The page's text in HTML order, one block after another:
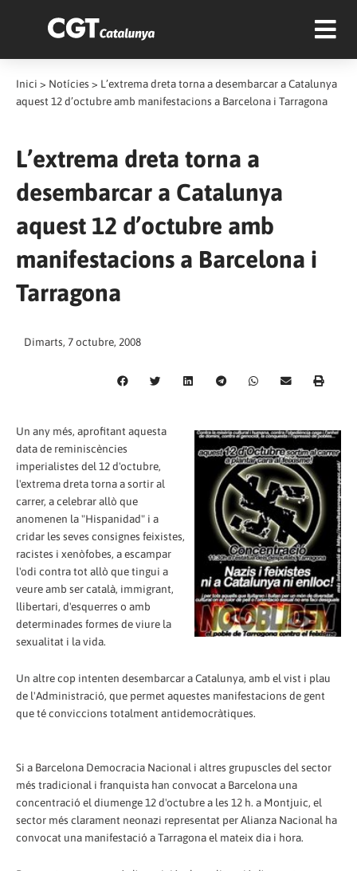
Inici > Notícies > L’extrema dreta torna a desembarcar a Catalunya
aquest 12 d’octubre amb manifestacions a Barcelona i Tarragona
L’extrema dreta torna a
desembarcar a Catalunya
aquest 12 d’octubre amb
manifestacions a Barcelona i
Tarragona
Dimarts, 7 octubre, 2008
Un any més, aprofitant aquesta
data de reminiscències
imperialistes del 12 d'octubre,
l'extrema dreta torna a sortir al
carrer, a celebrar allò que
anomenen la "Hispanidad" i a
cridar les seves consignes feixistes,
racistes i xenòfobes, a escampar
l'odi contra tot allò que tingui a
veure amb ser català, immigrant,
llibertari, d'esquerres o amb
determinades formes de viure la
sexualitat i la vida.
Un altre cop intenten desembarcar a Catalunya, amb el vist i plau
de l'Administració, que permet aquestes manifestacions de gent
que té conviccions totalment antidemocràtiques.
Si a Barcelona Democracia Nacional i altres grupuscles del sector
més tradicional i franquista han convocat a Barcelona una
concentració el diumenge 12 d'octubre a les 12 h. a Montjuic, el
sector més clarament neonazi representat per Alianza Nacional ha
convocat una manifestació a Tarragona el mateix dia i hora.